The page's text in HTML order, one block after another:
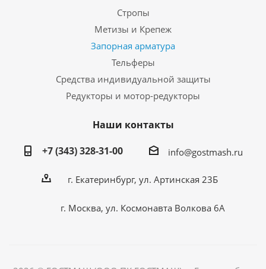
Стропы
Метизы и Крепеж
Запорная арматура
Тельферы
Средства индивидуальной защиты
Редукторы и мотор-редукторы
Наши контакты
+7 (343) 328-31-00
info@gostmash.ru
г. Екатеринбург, ул. Артинская 23Б
г. Москва, ул. Космонавта Волкова 6А